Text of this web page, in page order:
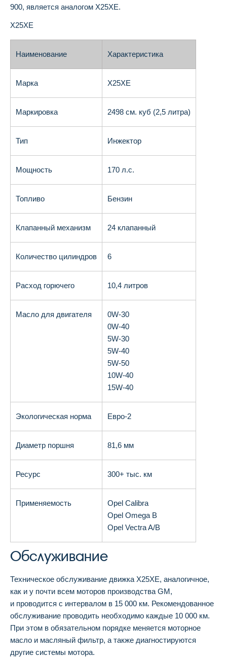
900, является аналогом X25XE.
X25XE
Наименование Характеристика
Марка X25XE
Маркировка 2498 см. куб (2,5 литра)
Тип Инжектор
Мощность 170 л.с.
Топливо Бензин
Клапанный механизм 24 клапанный
Количество цилиндров 6
Расход горючего 10,4 литров
Масло для двигателя
0W-30
0W-40
5W-30
5W-40
5W-50
10W-40
15W-40
Экологическая норма Евро-2
Диаметр поршня 81,6 мм
Ресурс 300+ тыс. км
Применяемость
Opel Calibra
Opel Omega B
Opel Vectra A/B
Обслуживание
Техническое обслуживание движка X25XE, аналогичное,
как и у почти всем моторов производства GM,
и проводится с интервалом в 15 000 км. Рекомендованное
обслуживание проводить необходимо каждые 10 000 км.
При этом в обязательном порядке меняется моторное
масло и масляный фильтр, а также диагностируются
другие системы мотора.